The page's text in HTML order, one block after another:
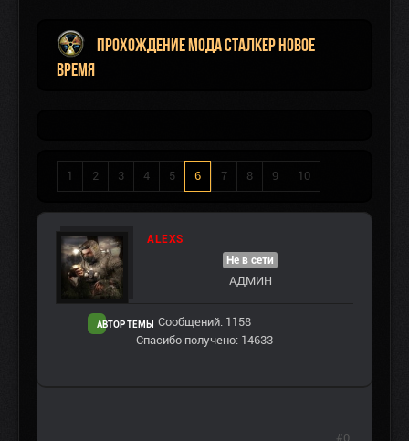
Прохождение мода Сталкер Новое
Время
1 2 3 4 5 6 7 8 9 10
ALEXS
АВТОР ТЕМЫ
Не в сети
АДМИН
Сообщений: 1158
Спасибо получено: 14633
#0